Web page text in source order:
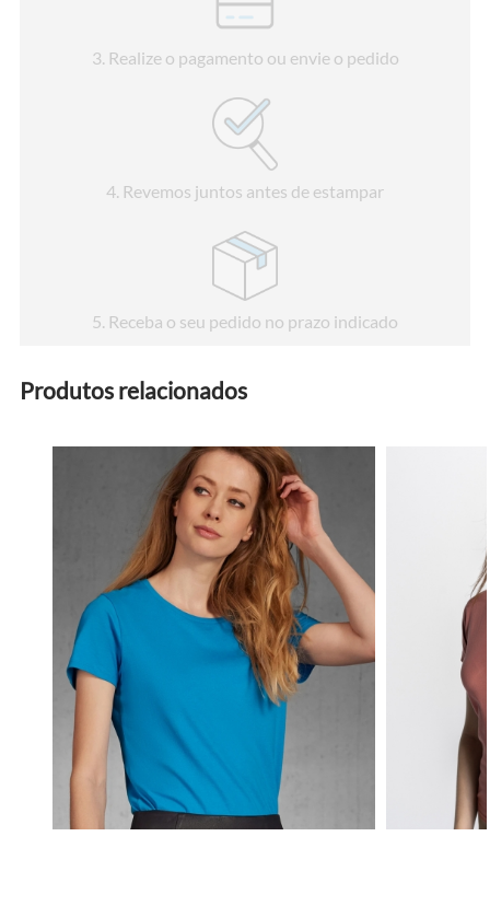
3. Realize o pagamento ou envie o pedido
4. Revemos juntos antes de estampar
5 . Receba o seu pedido no prazo indicado
Produtos relacionados